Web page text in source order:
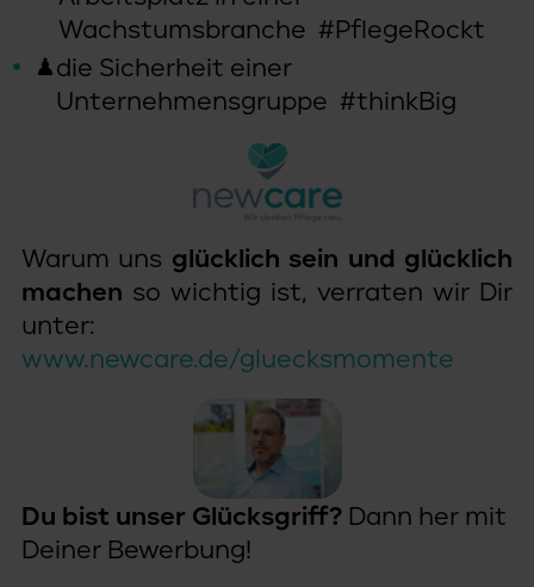
Warum uns glücklich sein und glücklich
machen so wichtig ist, verraten wir Dir
unter:
www.newcare.de/gluecksmomente
Du bist unser Glücksgriff?Dann her mit
Deiner Bewerbung!